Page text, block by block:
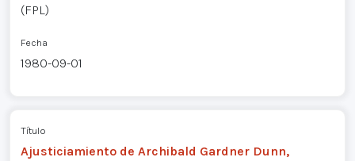
(FPL)
Fecha
1980-09-01
Título
Ajusticiamiento de Archibald Gardner Dunn,